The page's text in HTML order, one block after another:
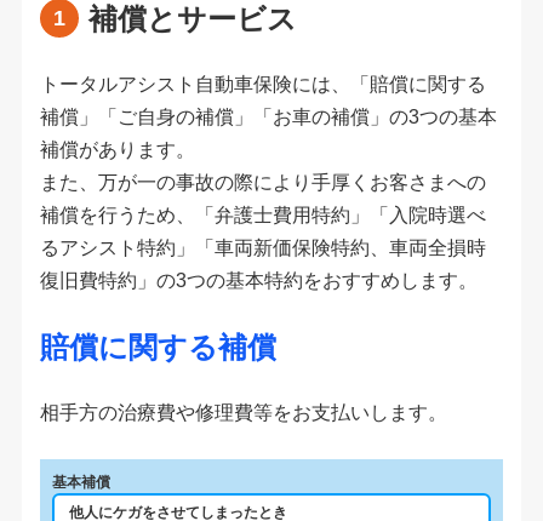
補償とサービス
トータルアシスト自動車保険には、「賠償に関する
補償」「ご自身の補償」「お車の補償」の3つの基本
補償があります。
また、万が一の事故の際により手厚くお客さまへの
補償を行うため、「弁護士費用特約」「入院時選べ
るアシスト特約」「車両新価保険特約、車両全損時
復旧費特約」の3つの基本特約をおすすめします。
賠償に関する補償
相手方の治療費や修理費等をお支払いします。
基本補償
他人にケガをさせてしまったとき